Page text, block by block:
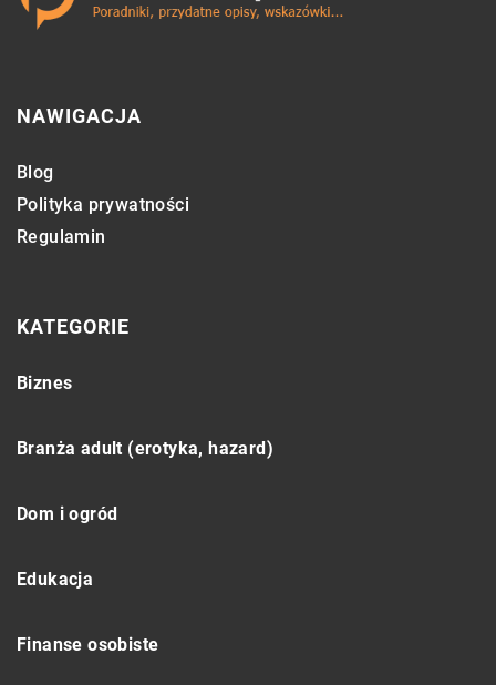
NAWIGACJA
Blog
Polityka prywatności
Regulamin
KATEGORIE
Biznes
Branża adult (erotyka, hazard)
Dom i ogród
Edukacja
Finanse osobiste